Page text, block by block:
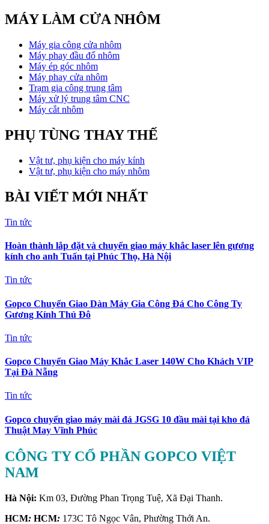
MÁY LÀM CỬA NHÔM
Máy gia công cửa nhôm
Máy phay đầu đố nhôm
Máy ép góc nhôm
Máy phay cửa nhôm
Trạm gia công trung tâm
Máy xử lý trung tâm CNC
Máy cắt nhôm
PHỤ TÙNG THAY THẾ
Vật tư, phụ kiện cho máy kính
Vật tư, phụ kiện cho máy nhôm
BÀI VIẾT MỚI NHẤT
Tin tức
Hoàn thành lắp đặt và chuyển giao máy khắc laser lên gương
kính cho anh Tuấn tại Phúc Thọ, Hà Nội
Tin tức
Gopco Chuyển Giao Dàn Máy Gia Công Đá Cho Công Ty
Gương Kính Thủ Đô
Tin tức
Gopco Chuyển Giao Máy Khắc Laser 140W Cho Khách VIP
Tại Đà Nẵng
Tin tức
Gopco chuyển giao máy mài đá JGSG 10 đầu mài tại kho đá
Thuật May Vĩnh Phúc
CÔNG TY CỔ PHẦN GOPCO VIỆT
NAM
Hà Nội: Km 03, Đường Phan Trọng Tuệ, Xã Đại Thanh.
HCM: HCM: 173C Tô Ngọc Vân, Phường Thới An.